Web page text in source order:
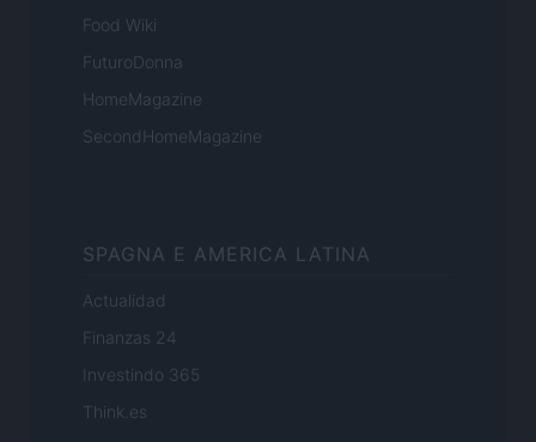
Food Wiki
FuturoDonna
HomeMagazine
SecondHomeMagazine
SPAGNA E AMERICA LATINA
Actualidad
Finanzas 24
Investindo 365
Think.es